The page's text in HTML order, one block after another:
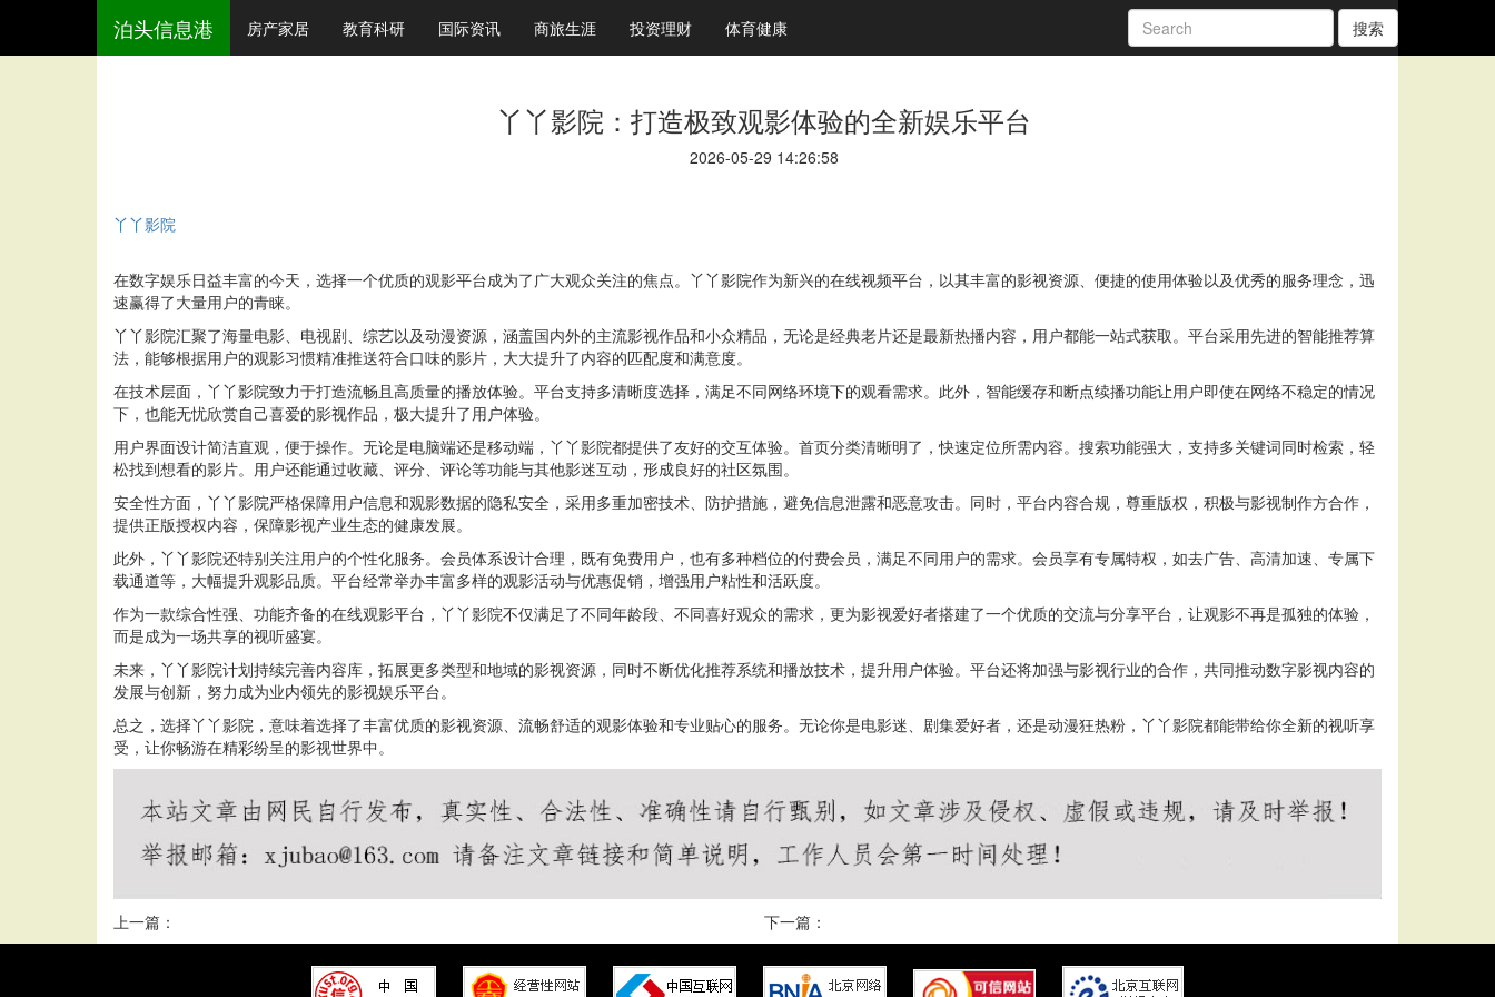
泊头信息港 房产家居 教育科研 国际资讯 商旅生涯 投资理财 体育健康 搜索
丫丫影院：打造极致观影体验的全新娱乐平台
2026-05-29 14:26:58
丫丫影院
在数字娱乐日益丰富的今天，选择一个优质的观影平台成为了广大观众关注的焦点。丫丫影院作为新兴的在线视频平台，以其丰富的影视资源、便捷的使用体验以及优秀的服务理念，迅
速赢得了大量用户的青睐。
丫丫影院汇聚了海量电影、电视剧、综艺以及动漫资源，涵盖国内外的主流影视作品和小众精品，无论是经典老片还是最新热播内容，用户都能一站式获取。平台采用先进的智能推荐算
法，能够根据用户的观影习惯精准推送符合口味的影片，大大提升了内容的匹配度和满意度。
在技术层面，丫丫影院致力于打造流畅且高质量的播放体验。平台支持多清晰度选择，满足不同网络环境下的观看需求。此外，智能缓存和断点续播功能让用户即使在网络不稳定的情况
下，也能无忧欣赏自己喜爱的影视作品，极大提升了用户体验。
用户界面设计简洁直观，便于操作。无论是电脑端还是移动端，丫丫影院都提供了友好的交互体验。首页分类清晰明了，快速定位所需内容。搜索功能强大，支持多关键词同时检索，轻
松找到想看的影片。用户还能通过收藏、评分、评论等功能与其他影迷互动，形成良好的社区氛围。
安全性方面，丫丫影院严格保障用户信息和观影数据的隐私安全，采用多重加密技术、防护措施，避免信息泄露和恶意攻击。同时，平台内容合规，尊重版权，积极与影视制作方合作，
提供正版授权内容，保障影视产业生态的健康发展。
此外，丫丫影院还特别关注用户的个性化服务。会员体系设计合理，既有免费用户，也有多种档位的付费会员，满足不同用户的需求。会员享有专属特权，如去广告、高清加速、专属下
载通道等，大幅提升观影品质。平台经常举办丰富多样的观影活动与优惠促销，增强用户粘性和活跃度。
作为一款综合性强、功能齐备的在线观影平台，丫丫影院不仅满足了不同年龄段、不同喜好观众的需求，更为影视爱好者搭建了一个优质的交流与分享平台，让观影不再是孤独的体验，
而是成为一场共享的视听盛宴。
未来，丫丫影院计划持续完善内容库，拓展更多类型和地域的影视资源，同时不断优化推荐系统和播放技术，提升用户体验。平台还将加强与影视行业的合作，共同推动数字影视内容的
发展与创新，努力成为业内领先的影视娱乐平台。
总之，选择丫丫影院，意味着选择了丰富优质的影视资源、流畅舒适的观影体验和专业贴心的服务。无论你是电影迷、剧集爱好者，还是动漫狂热粉，丫丫影院都能带给你全新的视听享
受，让你畅游在精彩纷呈的影视世界中。
上一篇： 下一篇：